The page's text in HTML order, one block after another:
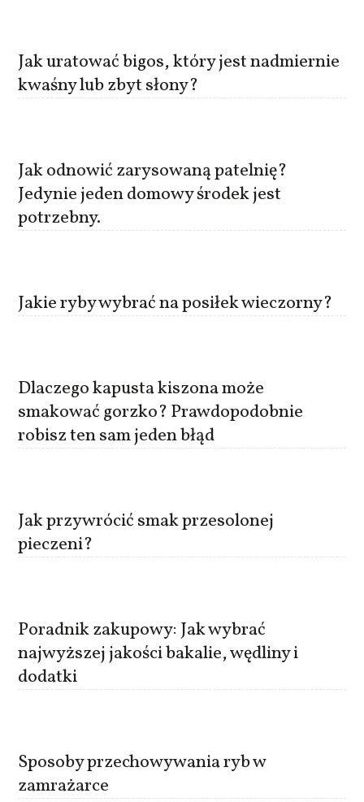
Jak uratować bigos, który jest nadmiernie
kwaśny lub zbyt słony?
Jak odnowić zarysowaną patelnię?
Jedynie jeden domowy środek jest
potrzebny.
Jakie ryby wybrać na posiłek wieczorny?
Dlaczego kapusta kiszona może
smakować gorzko? Prawdopodobnie
robisz ten sam jeden błąd
Jak przywrócić smak przesolonej
pieczeni?
Poradnik zakupowy: Jak wybrać
najwyższej jakości bakalie, wędliny i
dodatki
Sposoby przechowywania ryb w
zamrażarce